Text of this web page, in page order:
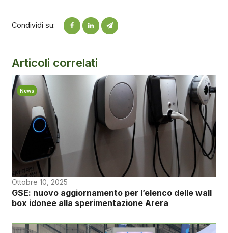
Condividi su:
Articoli correlati
News
Ottobre 10, 2025
GSE: nuovo aggiornamento per l’elenco delle wall
box idonee alla sperimentazione Arera